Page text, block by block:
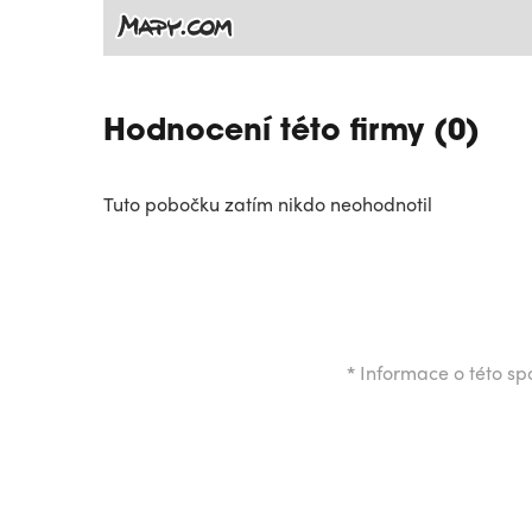
Hodnocení této firmy (0)
Tuto pobočku zatím nikdo neohodnotil
* Informace o této